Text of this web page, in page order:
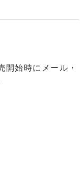
開始時にメール・